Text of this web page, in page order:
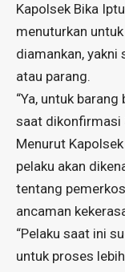
Kapolsek Bika
menuturkan
diamankan, yakni
atau parang.
“Ya, untuk
saat
Menurut
pelaku akan
tentang
ancaman
“Pelaku saat ini
untuk proses